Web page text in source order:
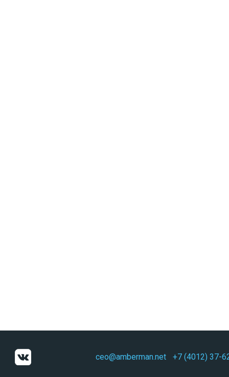
ceo@amberman.net +7 (4012) 37-